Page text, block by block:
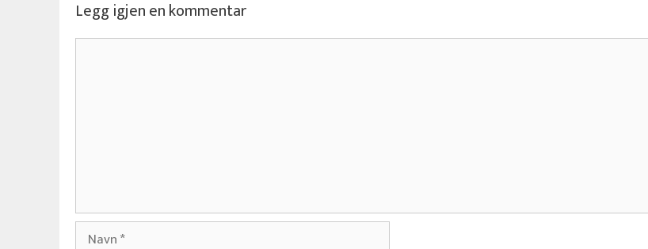
Legg igjen en kommentar
Kommentar
Navn